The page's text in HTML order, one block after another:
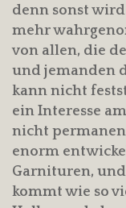
denn sonst
mehr
von allen, die
und jemanden
kann nicht
ein Interesse
nicht
enorm
Garnituren,
kommt wie so